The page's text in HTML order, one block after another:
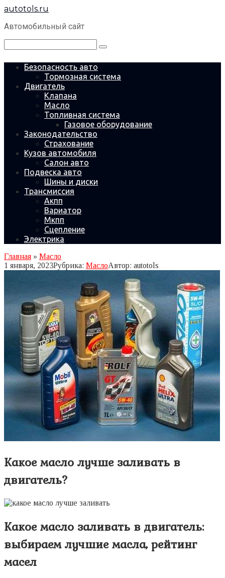
Перейти
контенту
autotols.ru
Автомобильный сайт
Безопасность авто
Тормозная система
Двигатель
Клапана
Масло
Топливная система
Газовое оборудование
Законодательство
Страхование
Кузов автомобиля
Салон авто
Подвеска авто
Шины и диски
Трансмиссия
Акпп
Вариатор
Мкпп
Сцепление
Электрика
Главная » Масло
1 января, 2023Рубрика: МаслоАвтор: autotols
Какое масло лучше заливать в
двигатель?
Какое масло заливать в двигатель:
выбираем лучшие масла, рейтинг
масел